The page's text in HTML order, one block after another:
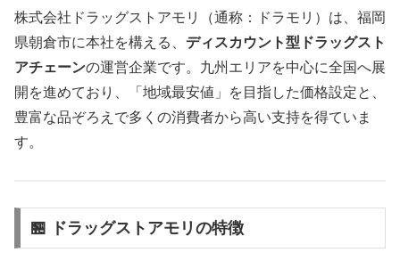
株式会社ドラッグストアモリ（通称：ドラモリ）は、福岡
県朝倉市に本社を構える、 ディスカウント型ドラッグスト
アチェーンの運営企業です。九州エリアを中心に全国へ展
開を進めており、「地域最安値」を目指した価格設定と、
豊富な品ぞろえで多くの消費者から高い支持を得ていま
す。
🏪 ドラッグストアモリの特徴